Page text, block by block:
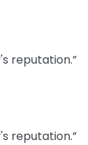
reputation.”
reputation.”